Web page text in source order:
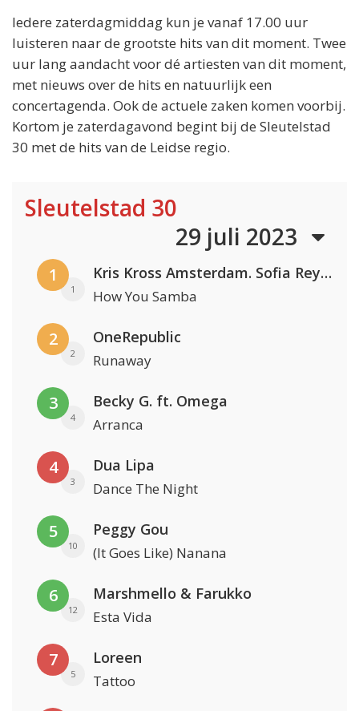
Iedere zaterdagmiddag kun je vanaf 17.00 uur
luisteren naar de grootste hits van dit moment. Twee
uur lang aandacht voor dé artiesten van dit moment,
met nieuws over de hits en natuurlijk een
concertagenda. Ook de actuele zaken komen voorbij.
Kortom je zaterdagavond begint bij de Sleutelstad
30 met de hits van de Leidse regio.
Sleutelstad 30
29 juli 2023
1
1
Kris Kross Amsterdam. Sofia Reyes & Tinie Tempah
How You Samba
2
2
OneRepublic
Runaway
3
4
Becky G. ft. Omega
Arranca
4
3
Dua Lipa
Dance The Night
5
10
Peggy Gou
(It Goes Like) Nanana
6
12
Marshmello & Farukko
Esta Vida
7
5
Loreen
Tattoo